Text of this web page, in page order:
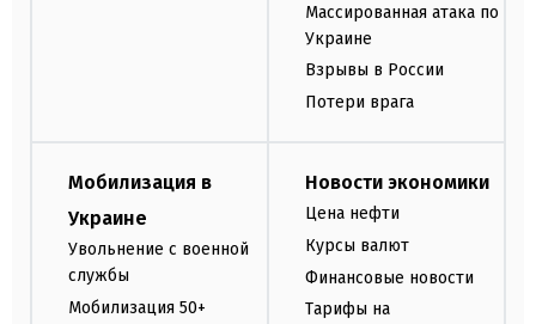
Массированная атака по
Украине
Взрывы в России
Потери врага
Мобилизация в
Украине
Увольнение с военной
службы
Мобилизация 50+
Новости экономики
Цена нефти
Курсы валют
Финансовые новости
Тарифы на